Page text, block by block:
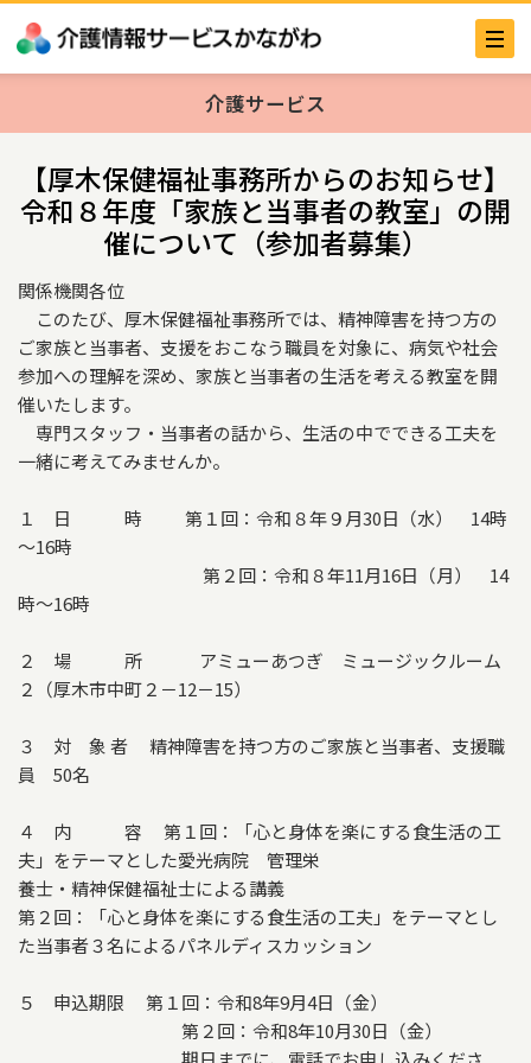
介護サービス
【厚木保健福祉事務所からのお知らせ】
令和８年度「家族と当事者の教室」の開
催について（参加者募集）
関係機関各位
このたび、厚木保健福祉事務所では、精神障害を持つ方の
ご家族と当事者、支援をおこなう職員を対象に、病気や社会
参加への理解を深め、家族と当事者の生活を考える教室を開
催いたします。
専門スタッフ・当事者の話から、生活の中でできる工夫を
一緒に考えてみませんか。
１ 日 時 第１回：令和８年９月30日（水） 14時
～16時
第２回：令和８年11月16日（月） 14
時～16時
２ 場 所 アミューあつぎ ミュージックルーム
２（厚木市中町２－12－15）
３ 対 象 者 精神障害を持つ方のご家族と当事者、支援職
員 50名
４ 内 容 第１回：「心と身体を楽にする食生活の工
夫」をテーマとした愛光病院 管理栄
養士・精神保健福祉士による講義
第２回：「心と身体を楽にする食生活の工夫」をテーマとし
た当事者３名によるパネルディスカッション
５ 申込期限 第１回：令和8年9月4日（金）
第２回：令和8年10月30日（金）